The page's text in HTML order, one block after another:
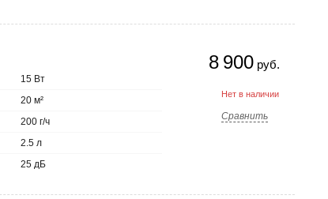
8 900 руб.
Нет в наличии
Сравнить
15 Вт
20 м²
200 г/ч
2.5 л
25 дБ